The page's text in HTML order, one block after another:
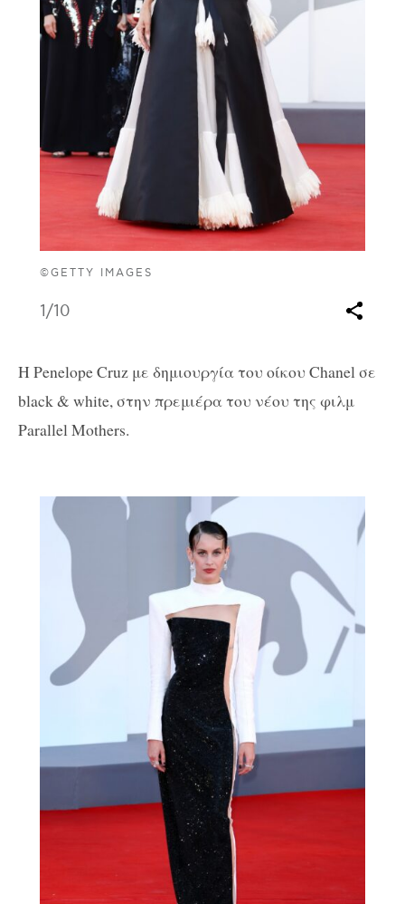
©GETTY IMAGES
1/10
Η Penelope Cruz με δημιουργία του οίκου Chanel σε
black & white, στην πρεμιέρα του νέου της φιλμ
Parallel Mothers.